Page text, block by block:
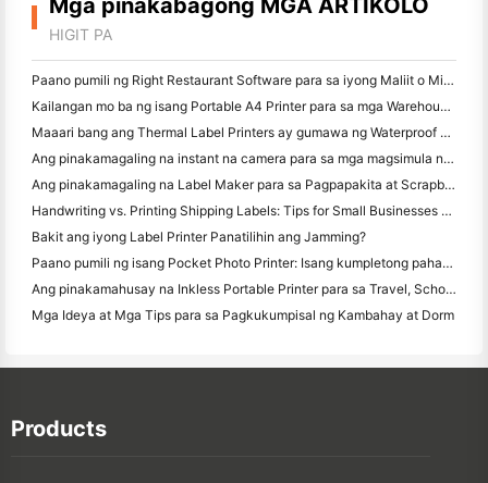
Mga pinakabagong MGA ARTIKOLO
HIGIT PA
Paano pumili ng Right Restaurant Software para sa iyong Maliit o Midsize Restaurant
Kailangan mo ba ng isang Portable A4 Printer para sa mga Warehouse Invoices? Ano talagang gumagana
Maaari bang ang Thermal Label Printers ay gumawa ng Waterproof Labels para sa mga maliliit na Producto ng negosyo?
Ang pinakamagaling na instant na camera para sa mga magsimula na ayaw magbasura ng papel
Ang pinakamagaling na Label Maker para sa Pagpapakita at Scrapbooking: Magdagdag ng Karagdagang Color sa bawat Pahina
Handwriting vs. Printing Shipping Labels: Tips for Small Businesses noong 2026
Bakit ang iyong Label Printer Panatilihin ang Jamming?
Paano pumili ng isang Pocket Photo Printer: Isang kumpletong pahayag para sa Pagmamamahayag, Travel, at iPhone Users
Ang pinakamahusay na Inkless Portable Printer para sa Travel, School, at Mobile Work: Hanin MT620 Pro Review
Mga Ideya at Mga Tips para sa Pagkukumpisal ng Kambahay at Dorm
Products